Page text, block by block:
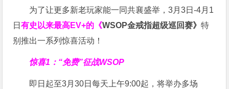
为了让更多新老玩家能一同共襄盛举，3月3日-4月1
日有史以来最高EV+的《WSOP金戒指超级巡回赛》特
别推出一系列惊喜活动！
惊喜1：“免费”征战WSOP
即日起至3月30日每天上午9:00起，将举办多场